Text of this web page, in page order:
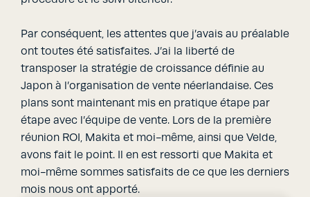
Par conséquent, les attentes que j’avais au préalable
ont toutes été satisfaites. J’ai la liberté de
transposer la stratégie de croissance définie au
Japon à l’organisation de vente néerlandaise. Ces
plans sont maintenant mis en pratique étape par
étape avec l’équipe de vente. Lors de la première
réunion ROI, Makita et moi-même, ainsi que Velde,
avons fait le point. Il en est ressorti que Makita et
moi-même sommes satisfaits de ce que les derniers
mois nous ont apporté.